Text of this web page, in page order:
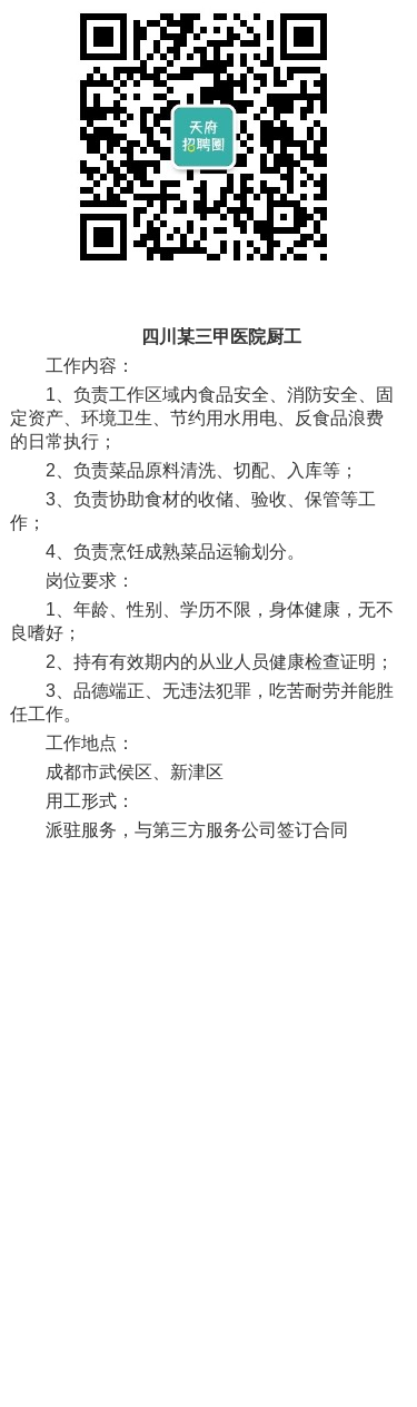
四川某三甲医院厨工
工作内容：
1、负责工作区域内食品安全、消防安全、固
定资产、环境卫生、节约用水用电、反食品浪费
的日常执行；
2、负责菜品原料清洗、切配、入库等；
3、负责协助食材的收储、验收、保管等工
作；
4、负责烹饪成熟菜品运输划分。
岗位要求：
1、年龄、性别、学历不限，身体健康，无不
良嗜好；
2、持有有效期内的从业人员健康检查证明；
3、品德端正、无违法犯罪，吃苦耐劳并能胜
任工作。
工作地点：
成都市武侯区、新津区
用工形式：
派驻服务，与第三方服务公司签订合同